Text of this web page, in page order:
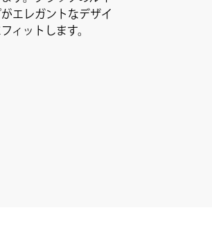
エレガントなデザイ
ィットします。